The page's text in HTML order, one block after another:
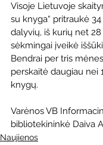
Visoje Lietuvoje
su knyga“ pritraukė
dalyvių, iš kurių net
sėkmingai įveikė
Bendrai per tris
perskaitė daugiau nei
knygų.
Varėnos VB
bibliotekininkė Daiva
Naujienos